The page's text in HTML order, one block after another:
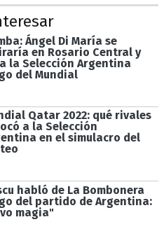
Ángel Di María se
en Rosario Central y
la Selección Argentina
del Mundial
Qatar 2022: qué rivales
a la Selección
en el simulacro del
habló de La Bombonera
del partido de Argentina:
magia"